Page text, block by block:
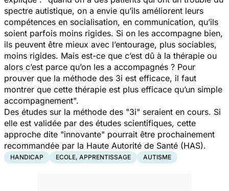
spectre autistique, on a envie qu’ils améliorent leurs
compétences en socialisation, en communication, qu’ils
soient parfois moins rigides. Si on les accompagne bien,
ils peuvent être mieux avec l’entourage, plus sociables,
moins rigides. Mais est-ce que c’est dû à la thérapie ou
alors c’est parce qu’on les a accompagnés ? Pour
prouver que la méthode des 3i est efficace, il faut
montrer que cette thérapie est plus efficace qu’un simple
accompagnement".
Des études sur la méthode des "3i" seraient en cours. Si
elle est validée par des études scientifiques, cette
approche dite "innovante" pourrait être prochainement
recommandée par la Haute Autorité de Santé (HAS).
HANDICAP ECOLE, APPRENTISSAGE AUTISME